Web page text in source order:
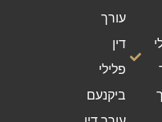
עורך
דין
פלילי
ביקנעם